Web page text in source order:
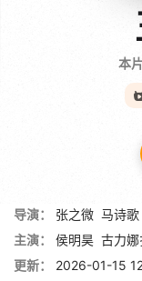
本
导演： 张之微 马诗歌
主演：
侯明昊 古力娜
更新：
2026-01-15